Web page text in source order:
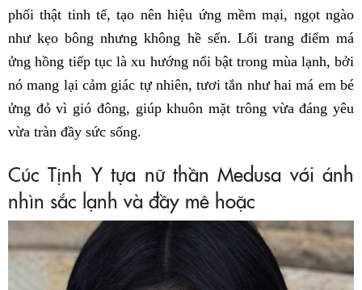
phối thật tinh tế, tạo nên hiệu ứng mềm mại, ngọt ngào
như kẹo bông nhưng không hề sến. Lối trang điểm má
ửng hồng tiếp tục là xu hướng nổi bật trong mùa lạnh, bởi
nó mang lại cảm giác tự nhiên, tươi tắn như hai má em bé
ửng đỏ vì gió đông, giúp khuôn mặt trông vừa đáng yêu
vừa tràn đầy sức sống.
Cúc Tịnh Y tựa nữ thần Medusa với ánh
nhìn sắc lạnh và đầy mê hoặc